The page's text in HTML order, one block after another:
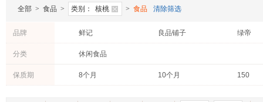
全部 > 食品 > 类别： 核桃 > 食品 清除筛选
品牌 鲜记 良品铺子 绿帝
分类 休闲食品
保质期 8个月 10个月 150